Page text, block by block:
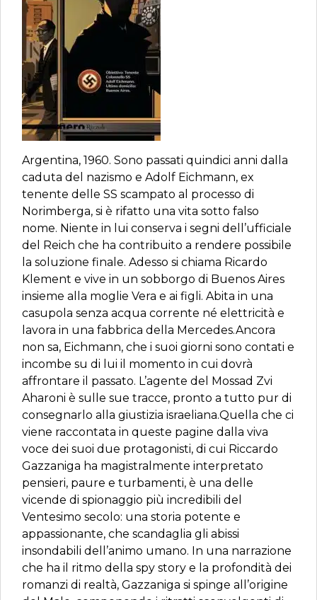
Argentina, 1960. Sono passati quindici anni dalla
caduta del nazismo e Adolf Eichmann, ex
tenente delle SS scampato al processo di
Norimberga, si è rifatto una vita sotto falso
nome. Niente in lui conserva i segni dell’ufficiale
del Reich che ha contribuito a rendere possibile
la soluzione finale. Adesso si chiama Ricardo
Klement e vive in un sobborgo di Buenos Aires
insieme alla moglie Vera e ai figli. Abita in una
casupola senza acqua corrente né elettricità e
lavora in una fabbrica della Mercedes.Ancora
non sa, Eichmann, che i suoi giorni sono contati e
incombe su di lui il momento in cui dovrà
affrontare il passato. L’agente del Mossad Zvi
Aharoni è sulle sue tracce, pronto a tutto pur di
consegnarlo alla giustizia israeliana.Quella che ci
viene raccontata in queste pagine dalla viva
voce dei suoi due protagonisti, di cui Riccardo
Gazzaniga ha magistralmente interpretato
pensieri, paure e turbamenti, è una delle
vicende di spionaggio più incredibili del
Ventesimo secolo: una storia potente e
appassionante, che scandaglia gli abissi
insondabili dell’animo umano. In una narrazione
che ha il ritmo della spy story e la profondità dei
romanzi di realtà, Gazzaniga si spinge all’origine